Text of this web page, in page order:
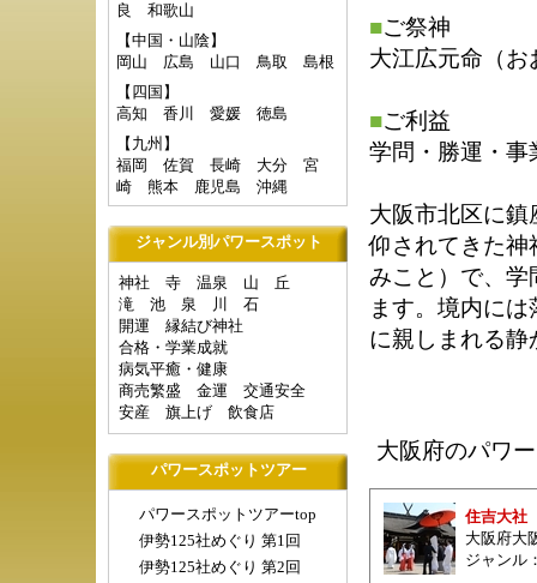
良
和歌山
【中国・山陰】
岡山
広島 山口 鳥取
島根
【四国】
高知
香川 愛媛
徳島
【九州】
福岡
佐賀 長崎 大分
宮
崎
熊本 鹿児島 沖縄
ジャンル別パワースポット
神社 寺 温泉 山
丘
滝
池 泉 川
石
開運
縁結び神社
合格・学業成就
病気平癒・健康
商売繁盛
金運
交通安全
安産
旗上げ 飲食店
パワースポットツアー
パワースポットツアーtop
伊勢125社めぐり 第1回
伊勢125社めぐり 第2回
■ご祭神
大江広元命（お
■ご利益
学問・勝運・事
大阪市北区に
仰されてきた神
みこと）で、学
ます。境内に
に親しまれる静
大阪府のパワ
住吉大社
大阪府大
ジャンル